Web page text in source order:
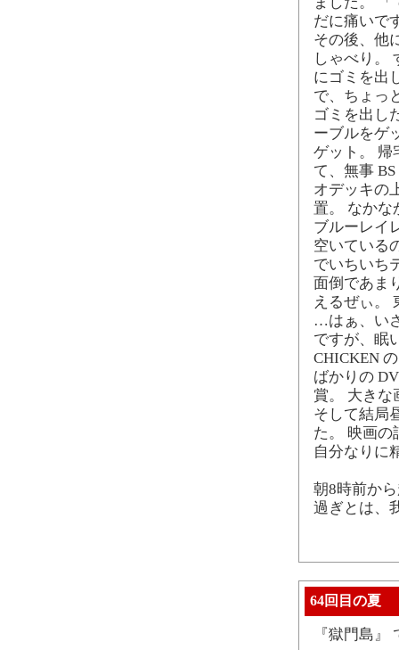
だに痛いで
その後、他
しゃべり。
にゴミを出
で、ちょっ
ゴミを出し
ーブルをゲ
ゲット。 帰
て、無事
オデッキの
置。 なかな
ブルーレイ
空いている
でいちいち
面倒であま
えるぜぃ。
…はぁ、い
ですが、眠
CHICKEN
ばかりの
賞。 大きな
そして結局
た。 映画の
自分なりに
朝8時前か
過ぎとは、
64回目の夏
『獄門島